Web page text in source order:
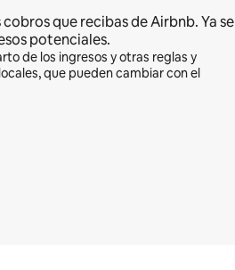
cobros que recibas de Airbnb. Ya se
potenciales.
de los ingresos y otras reglas y
que pueden cambiar con el